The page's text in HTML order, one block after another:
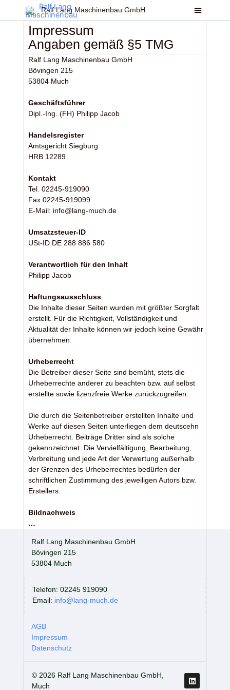
Inhalt
Ralf Lang Maschinenbau GmbH
Impressum
Angaben gemäß §5 TMG
Ralf Lang Maschinenbau GmbH
Bövingen 215
53804 Much
Geschäftsführer
Dipl.-Ing. (FH) Philipp Jacob
Handelsregister
Amtsgericht Siegburg
HRB 12289
Kontakt
Tel. 02245-919090
Fax 02245-919099
E-Mail: info@lang-much.de
Umsatzsteuer-ID
USt-ID DE 288 886 580
Verantwortlich für den Inhalt
Philipp Jacob
Haftungsausschluss
Die Inhalte dieser Seiten wurden mit größter Sorgfalt
erstellt. Für die Richtigkeit, Vollständigkeit und
Aktualität der Inhalte können wir jedoch keine Gewähr
übernehmen.
Urheberrecht
Die Betreiber dieser Seite sind bemüht, stets die
Urheberrechte anderer zu beachten bzw. auf selbst
erstellte sowie lizenzfreie Werke zurückzugreifen.
Die durch die Seitenbetreiber erstellten Inhalte und
Werke auf diesen Seiten unterliegen dem deutscehn
Urheberrecht. Beiträge Dritter sind als solche
gekennzeichnet. Die Vervielfältigung, Bearbeitung,
Verbreitung und jede Art der Verwertung außerhalb
der Grenzen des Urheberrechtes bedürfen der
schriftlichen Zustimmung des jeweiligen Autors bzw.
Erstellers.
Bildnachweis
…
Ralf Lang Maschinenbau GmbH
Bövingen 215
53804 Much
Telefon: 02245 919090
Email: info@lang-much.de
AGB
Impressum
Datenschutz
© 2026 Ralf Lang Maschinenbau GmbH,
Much
i
n